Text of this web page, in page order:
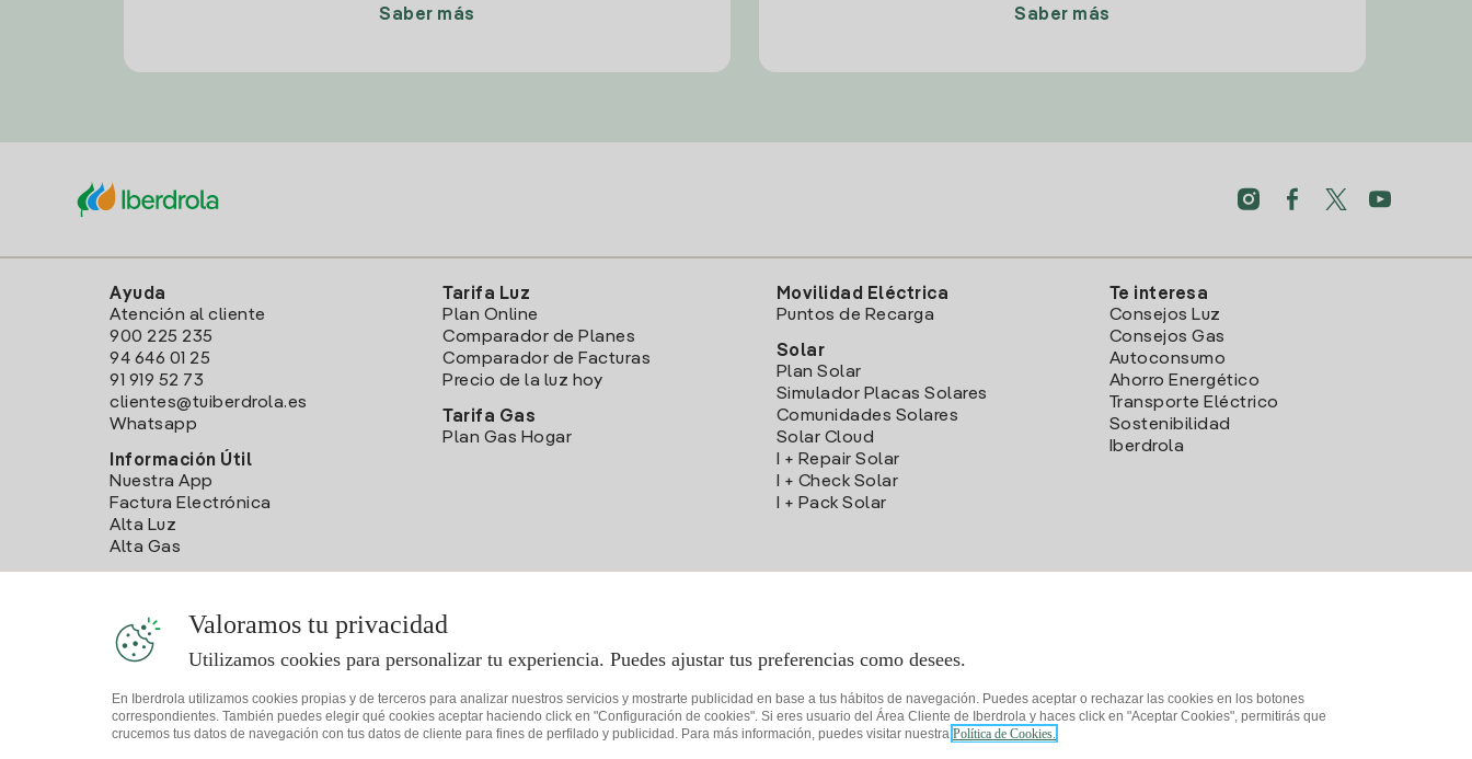
Saber más Saber más
Ayuda
Atención al cliente
900 225 235
94 646 01 25
91 919 52 73
clientes@tuiberdrola.es
Whatsapp
Información Útil
Nuestra App
Factura Electrónica
Alta Luz
Alta Gas
Tarifa Luz
Plan Online
Comparador de Planes
Comparador de Facturas
Precio de la luz hoy
Tarifa Gas
Plan Gas Hogar
Movilidad Eléctrica
Puntos de Recarga
Solar
Plan Solar
Simulador Placas Solares
Comunidades Solares
Solar Cloud
I + Repair Solar
I + Check Solar
I + Pack Solar
Te interesa
Consejos Luz
Consejos Gas
Autoconsumo
Ahorro Energético
Transporte Eléctrico
Sostenibilidad
Iberdrola
Valoramos tu privacidad
Utilizamos cookies para personalizar tu experiencia. Puedes ajustar tus preferencias como desees.
En Iberdrola utilizamos cookies propias y de terceros para analizar nuestros servicios y mostrarte publicidad en base a tus hábitos de navegación. Puedes aceptar o rechazar las cookies en los botones
correspondientes. También puedes elegir qué cookies aceptar haciendo click en "Configuración de cookies". Si eres usuario del Área Cliente de Iberdrola y haces click en "Aceptar Cookies", permitirás que
crucemos tus datos de navegación con tus datos de cliente para fines de perfilado y publicidad. Para más información, puedes visitar nuestra Política de Cookies.